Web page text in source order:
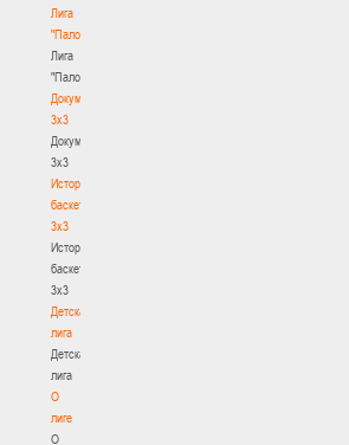
Лига
"Палова"
Лига
"Палова"
Документы
3х3
Документы
3х3
История
баскетбола
3х3
История
баскетбола
3х3
Детская
лига
Детская
лига
О
лиге
О